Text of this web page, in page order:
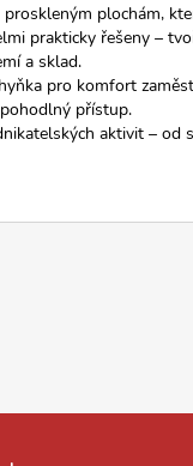
plochám,
prakticky řešeny –
a sklad.
pro komfort
přístup.
aktivit – od